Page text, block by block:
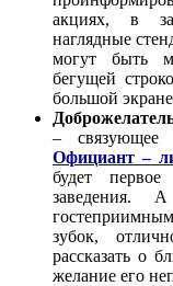
акциях, в
наглядные
могут быть
бегущей
большой
– связующее
Официант –
будет первое
заведения.
зубок,
рассказать о
желание его